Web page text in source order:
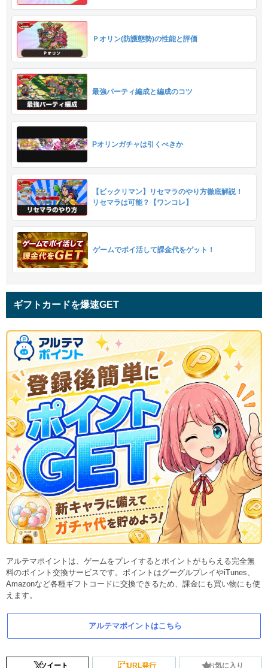
Ｐオリン(防護態勢)の性能と評価
最強パーティ編成と編成のコツ
Pオリンガチャは引くべきか
【ビックリマン】リセマラのやり方徹底解説！
リセマラは可能？【ワンコレ】
ゲームでポイ活して課金代をゲット！
ギフトカードを爆速GET
アルテマポイントは、ゲームをプレイするとポイントがもらえる完全無
料のポイント交換サービスです。ポイントはグーグルプレイやiTunes、
Amazonなど各種ギフトコードに交換できるため、課金にも買い物にも使
えます。
アルテマポイントはこちら
ツイート URL発行 お気に入り